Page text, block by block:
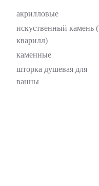
акрилловые
искуственный камень (
кварилл)
каменные
шторка душевая для
ванны